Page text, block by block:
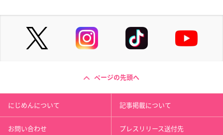
ページの先頭へ
にじめんについて 記事掲載について
お問い合わせ プレスリリース送付先